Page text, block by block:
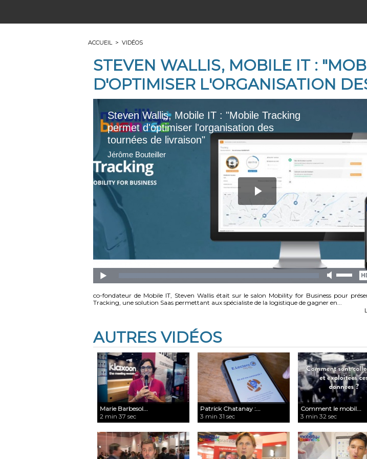
ACCUEIL > VIDÉOS
STEVEN WALLIS, MOBILE IT :
D'OPTIMISER L'ORGANISATION
co-fondateur de Mobile IT, Steven Wallis était sur le salon Mobility for Business pour
Tracking, une solution Saas permettant aux spécialiste de la logistique de gagner en...
AUTRES VIDÉOS
Marie Barbesol...
2 min 37 sec
​Patrick Chatanay :...
3 min 31 sec
​Comment le mobil...
3 min 32 sec